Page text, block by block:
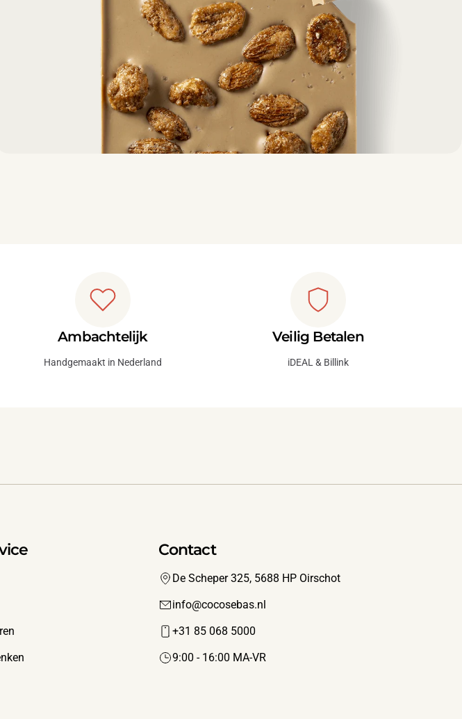
Ambachtelijk
Handgemaakt in Nederland
Veilig Betalen
iDEAL & Billink
Contact
De Scheper 325, 5688 HP Oirschot
info@cocosebas.nl
+31 85 068 5000
9:00 - 16:00 MA-VR